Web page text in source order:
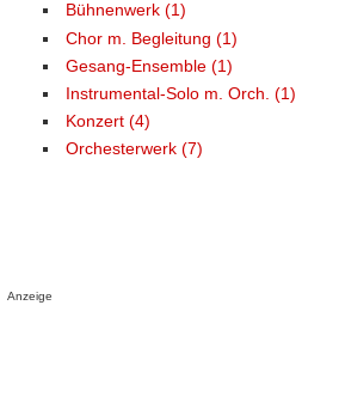
Bühnenwerk (1)
Chor m. Begleitung (1)
Gesang-Ensemble (1)
Instrumental-Solo m. Orch. (1)
Konzert (4)
Orchesterwerk (7)
Anzeige